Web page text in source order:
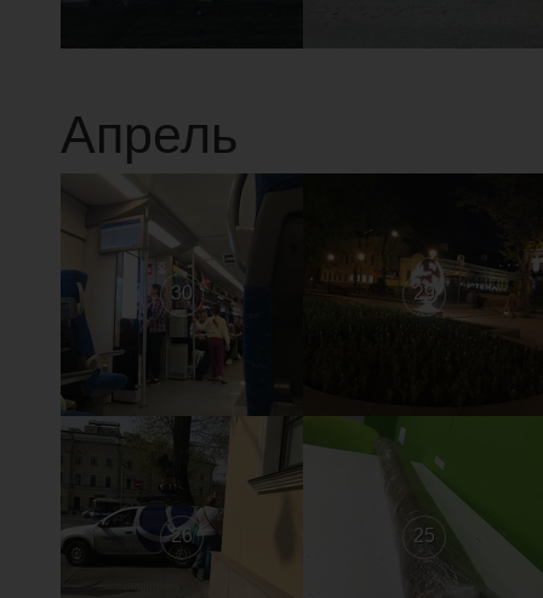
Апрель
30 29
26 25